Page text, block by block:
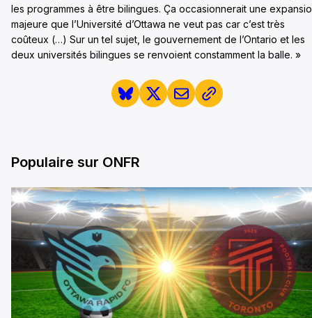
les programmes à être bilingues. Ça occasionnerait une
majeure que l’Université d’Ottawa ne veut pas car c’est très
coûteux (…) Sur un tel sujet, le gouvernement de l’Ontario et les
deux universités bilingues se renvoient constamment la balle. »
Populaire sur ONFR